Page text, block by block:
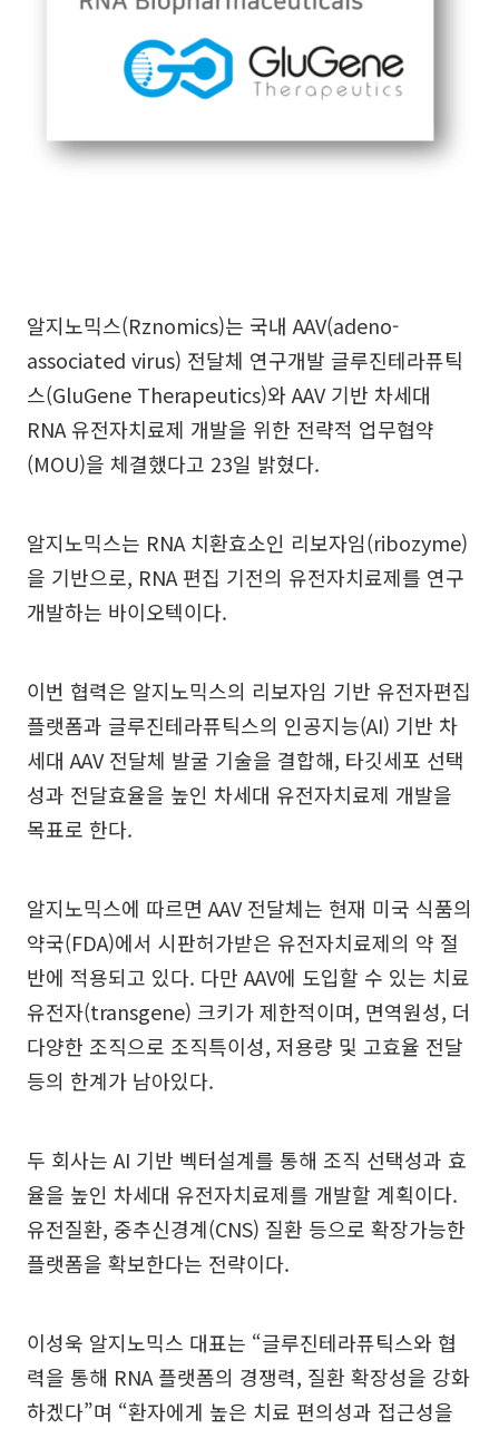
알지노믹스(Rznomics)는 국내 AAV(adeno-
associated virus) 전달체 연구개발 글루진테라퓨틱
스(GluGene Therapeutics)와 AAV 기반 차세대
RNA 유전자치료제 개발을 위한 전략적 업무협약
(MOU)을 체결했다고 23일 밝혔다.
알지노믹스는 RNA 치환효소인 리보자임(ribozyme)
을 기반으로, RNA 편집 기전의 유전자치료제를 연구
개발하는 바이오텍이다.
이번 협력은 알지노믹스의 리보자임 기반 유전자편집
플랫폼과 글루진테라퓨틱스의 인공지능(AI) 기반 차
세대 AAV 전달체 발굴 기술을 결합해, 타깃세포 선택
성과 전달효율을 높인 차세대 유전자치료제 개발을
목표로 한다.
알지노믹스에 따르면 AAV 전달체는 현재 미국 식품의
약국(FDA)에서 시판허가받은 유전자치료제의 약 절
반에 적용되고 있다. 다만 AAV에 도입할 수 있는 치료
유전자(transgene) 크키가 제한적이며, 면역원성, 더
다양한 조직으로 조직특이성, 저용량 및 고효율 전달
등의 한계가 남아있다.
두 회사는 AI 기반 벡터설계를 통해 조직 선택성과 효
율을 높인 차세대 유전자치료제를 개발할 계획이다.
유전질환, 중추신경계(CNS) 질환 등으로 확장가능한
플랫폼을 확보한다는 전략이다.
이성욱 알지노믹스 대표는 “글루진테라퓨틱스와 협
력을 통해 RNA 플랫폼의 경쟁력, 질환 확장성을 강화
하겠다”며 “환자에게 높은 치료 편의성과 접근성을